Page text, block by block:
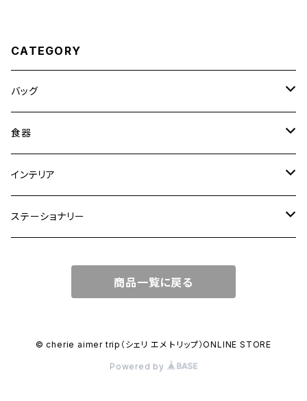
CATEGORY
バッグ
トートバッグ
ショルダーバッグ
ワンハンドルバッグ
リュック
食器
大皿
中皿
カップ
インテリア
花瓶・フラワーベース
ステーショナリー
マガジンカバー
商品一覧に戻る
© cherie aimer trip（シェリ エメ トリップ）ONLINE STORE
Powered by